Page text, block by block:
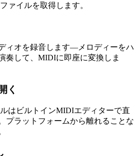
ァイルを取得します。
ィオを録音します—メロディーをハ
奏して、MIDIに即座に変換しま
く
はビルトインMIDIエディターで直
プラットフォームから離れることな